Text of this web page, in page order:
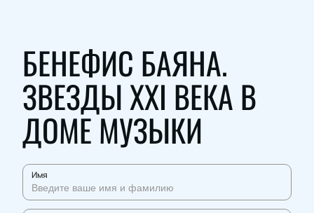
БЕНЕФИС БАЯНА.
ЗВЕЗДЫ XXI ВЕКА В
ДОМЕ МУЗЫКИ
Имя